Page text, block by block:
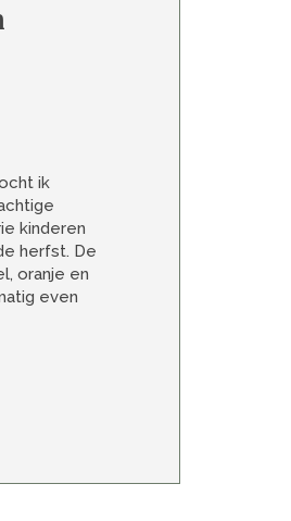
ik
kinderen
herfst. De
oranje en
even